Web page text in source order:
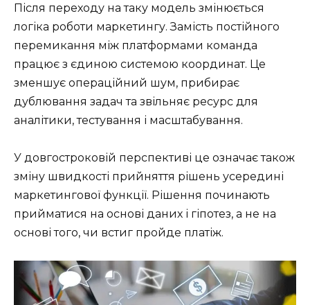
Після переходу на таку модель змінюється
логіка роботи маркетингу. Замість постійного
перемикання між платформами команда
працює з єдиною системою координат. Це
зменшує операційний шум, прибирає
дублювання задач та звільняє ресурс для
аналітики, тестування і масштабування.
У довгостроковій перспективі це означає також
зміну швидкості прийняття рішень усередині
маркетингової функції. Рішення починають
прийматися на основі даних і гіпотез, а не на
основі того, чи встиг пройде платіж.